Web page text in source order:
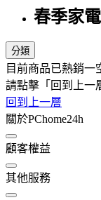
春季家
分類
目前商品已熱銷一
請點擊「回到上一
回到上一層
關於PChome24h
顧客權益
其他服務